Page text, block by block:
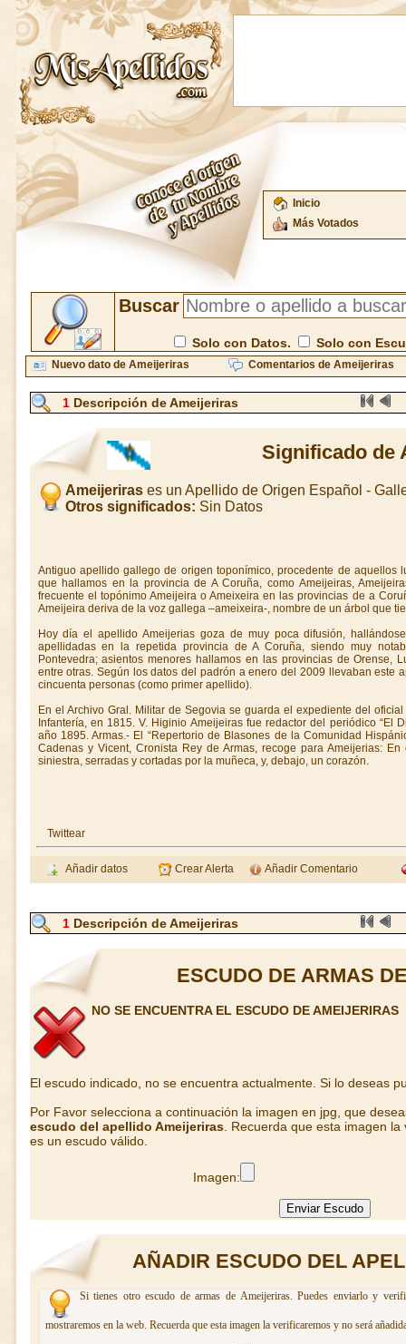
Inicio
Más Votados
Buscar
Solo con Datos. Solo con
Nuevo dato de Ameijeriras Comentarios de Ameijeriras
1 Descripción de Ameijeriras
Significado de
Ameijerirases un Apellido de Origen Español -
Otros significados: Sin Datos
Antiguo apellido gallego de origen toponímico, procedente de aquellos
que hallamos en la provincia de A Coruña, como Ameijeiras,
frecuente el topónimo Ameijeira o Ameixeira en las provincias de a
Ameijeira deriva de la voz gallega –ameixeira-, nombre de un árbol que
Hoy día el apellido Ameijerias goza de muy poca difusión,
apellidadas en la repetida provincia de A Coruña, siendo muy
Pontevedra; asientos menores hallamos en las provincias de Orense,
entre otras. Según los datos del padrón a enero del 2009 llevaban este
cincuenta personas (como primer apellido).
En el Archivo Gral. Militar de Segovia se guarda el expediente del
Infantería, en 1815. V. Higinio Ameijeiras fue redactor del periódico “El
año 1895. Armas.- El “Repertorio de Blasones de la Comunidad
Cadenas y Vicent, Cronista Rey de Armas, recoge para Ameijerias:
siniestra, serradas y cortadas por la muñeca, y, debajo, un corazón.
Twittear
Añadir datos Crear Alerta Añadir Comentario
1 Descripción de Ameijeriras
ESCUDO DE ARMAS
NO SE ENCUENTRA EL ESCUDO DE AMEIJERIRAS
El escudo indicado, no se encuentra actualmente. Si lo deseas
Por Favor selecciona a continuación la imagen en jpg, que
escudo del apellido Ameijeriras . Recuerda que esta imagen
es un escudo válido.
Imagen:
AÑADIR ESCUDO DEL
Si tienes otro escudo de armas de Ameijeriras. Puedes enviarlo y
mostraremos en la web. Recuerda que esta imagen la verificaremos y no será